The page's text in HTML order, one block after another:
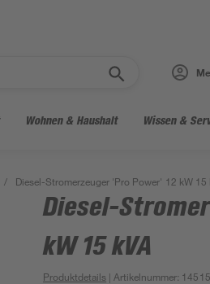
Wohnen & Haushalt Wissen &
/ Diesel-Stromerzeuger 'Pro Power' 12 kW 15
Diesel-
kW 15 kVA
Produktdetails | Artikelnummer: